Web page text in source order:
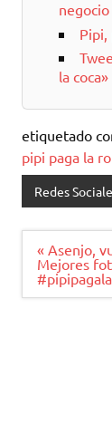
negocio
Pipi,
la coca»
etiquetado
pipi paga la
Redes
Navegación
de
entradas
« Asenjo,
Mejores